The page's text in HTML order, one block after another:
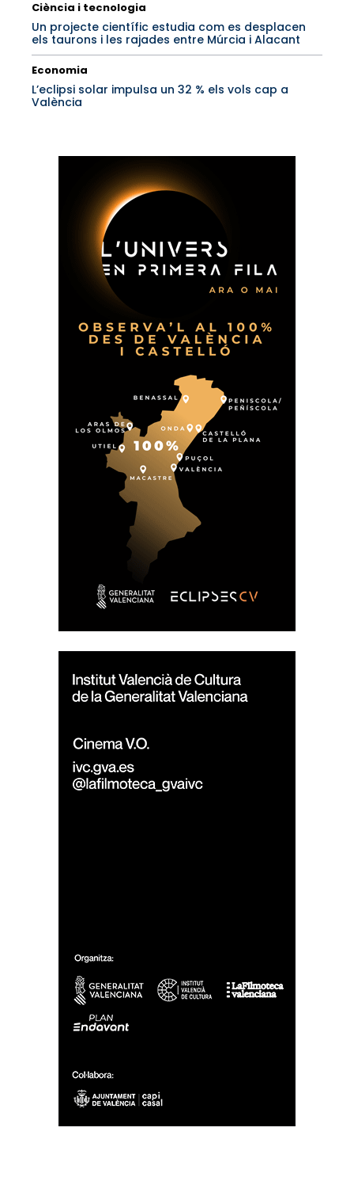
Ciència i tecnologia
Un projecte científic estudia com es desplacen
els taurons i les rajades entre Múrcia i Alacant
Economia
L’eclipsi solar impulsa un 32 % els vols cap a
València